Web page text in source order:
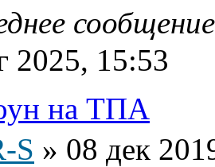
2025, 15:53
на ТПА
S » 08 дек